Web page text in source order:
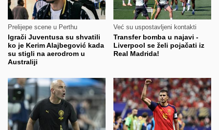
Prelijepe scene u Perthu
Igrači Juventusa su shvatili
ko je Kerim Alajbegović kada
su stigli na aerodrom u
Australiji
Već su uspostavljeni kontakti
Transfer bomba u najavi -
Liverpool se želi pojačati iz
Real Madrida!